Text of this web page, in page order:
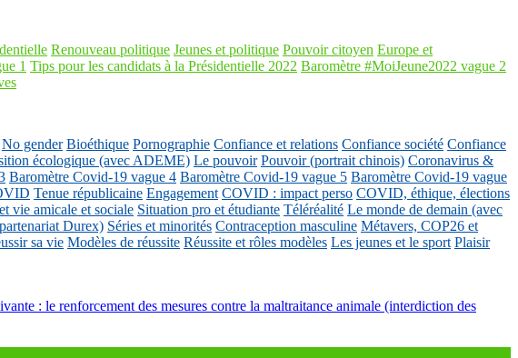
Renouveau politique Jeunes et politique Pouvoir citoyen Europe et
1 Tips pour les candidats à la Présidentielle 2022 Baromètre #MoiJeune2022 vague 2
No gender Bioéthique Pornographie Confiance et relations Confiance société Confiance
écologique (avec ADEME) Le pouvoir Pouvoir (portrait chinois) Coronavirus &
Baromètre Covid-19 vague 4 Baromètre Covid-19 vague 5 Baromètre Covid-19 vague
Tenue républicaine Engagement COVID : impact perso COVID, éthique, élections
vie amicale et sociale Situation pro et étudiante Téléréalité Le monde de demain (avec
Durex) Séries et minorités Contraception masculine Métavers, COP26 et
sa vie Modèles de réussite Réussite et rôles modèles Les jeunes et le sport Plaisir
: le renforcement des mesures contre la maltraitance animale (interdiction des